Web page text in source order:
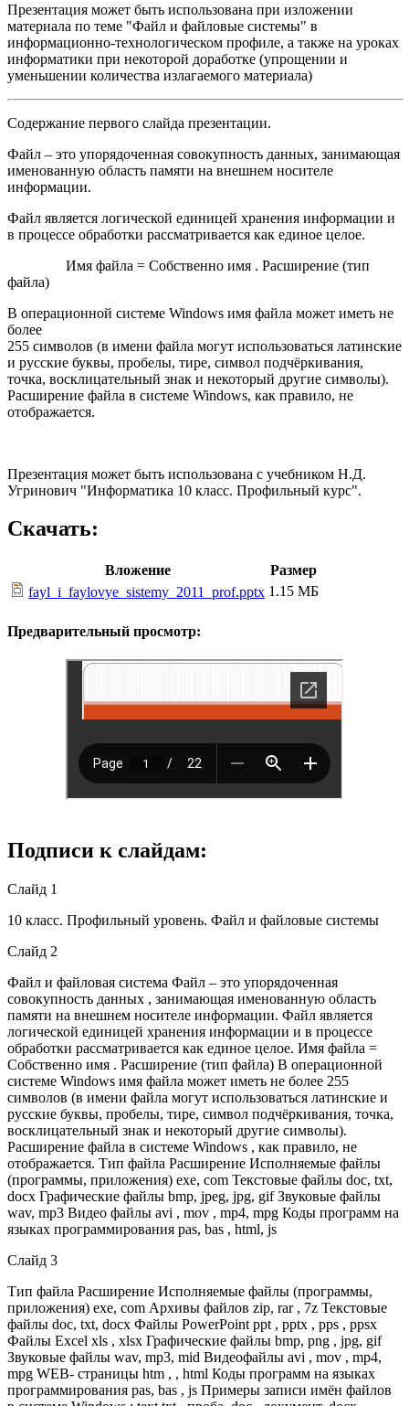
Презентация может быть использована при изложении
материала по теме "Файл и файловые системы" в
информационно-технологическом профиле, а также на уроках
информатики при некоторой доработке (упрощении и
уменьшении количества излагаемого материала)
Содержание первого слайда презентации.
Файл – это упорядоченная совокупность данных, занимающая
именованную область памяти на внешнем носителе
информации.
Файл является логической единицей хранения информации и
в процессе обработки рассматривается как единое целое.
Имя файла = Собственно имя . Расширение (тип
файла)
В операционной системе Windows имя файла может иметь не
более
255 символов (в имени файла могут использоваться латинские
и русские буквы, пробелы, тире, символ подчёркивания,
точка, восклицательный знак и некоторый другие символы).
Расширение файла в системе Windows, как правило, не
отображается.
Презентация может быть использована с учебником Н.Д.
Угринович "Информатика 10 класс. Профильный курс".
Скачать:
Вложение
Размер
fayl_i_faylovye_sistemy_2011_prof.pptx 1.15 МБ
Предварительный просмотр:
Подписи к слайдам:
Слайд 1
10 класс. Профильный уровень. Файл и файловые системы
Слайд 2
Файл и файловая система Файл – это упорядоченная
совокупность данных , занимающая именованную область
памяти на внешнем носителе информации. Файл является
логической единицей хранения информации и в процессе
обработки рассматривается как единое целое. Имя файла =
Собственно имя . Расширение (тип файла) В операционной
системе Windows имя файла может иметь не более 255
символов (в имени файла могут использоваться латинские и
русские буквы, пробелы, тире, символ подчёркивания, точка,
восклицательный знак и некоторый другие символы).
Расширение файла в системе Windows , как правило, не
отображается. Тип файла Расширение Исполняемые файлы
(программы, приложения) exe, com Текстовые файлы doc, txt,
docx Графические файлы bmp, jpeg, jpg, gif Звуковые файлы
wav, mp3 Видео файлы avi , mov , mp4, mpg Коды программ на
языках программирования pas, bas , html, js
Слайд 3
Тип файла Расширение Исполняемые файлы (программы,
приложения) exe, com Архивы файлов zip, rar , 7z Текстовые
файлы doc, txt, docx Файлы PowerPoint ppt , pptx , pps , ppsx
Файлы Excel xls , xlsx Графические файлы bmp, png , jpg, gif
Звуковые файлы wav, mp3, mid Видеофайлы avi , mov , mp4,
mpg WEB- страницы htm , , html Коды программ на языках
программирования pas, bas , js Примеры записи имён файлов